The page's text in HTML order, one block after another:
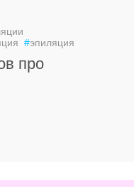
#эпиляция
про